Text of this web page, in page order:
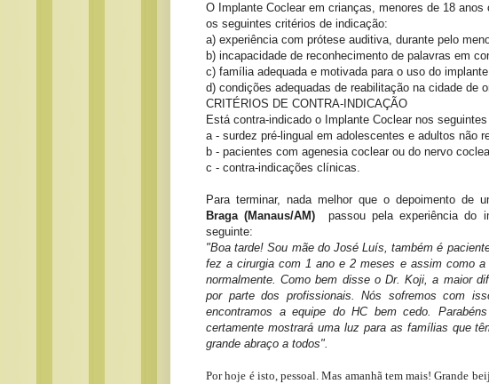
O Implante Coclear em crianças, menores de 18
os seguintes critérios de indicação:
a) experiência com prótese auditiva, durante pelo
b) incapacidade de reconhecimento de palavras em
c) família adequada e motivada para o uso do
d) condições adequadas de reabilitação na cidade de
CRITÉRIOS DE CONTRA-INDICAÇÃO
Está contra-indicado o Implante Coclear nos
a - surdez pré-lingual em adolescentes e adultos não
b - pacientes com agenesia coclear ou do nervo
c - contra-indicações clínicas.
Para terminar, nada melhor que o depoimento de
Braga (Manaus/AM) passou pela experiência do
seguinte:
"Boa tarde!Sou mãe do José Luís, também é
fez a cirurgia com 1 ano e 2 meses e assim como
normalmente. Como bem disse o Dr. Koji, a maior
por parte dos profissionais. Nós sofremos com
encontramos a equipe do HC bem cedo.
certamente mostrará uma luz para as famílias que
grande abraço a todos".
Por hoje é isto, pessoal. Mas amanhã tem mais! Grande